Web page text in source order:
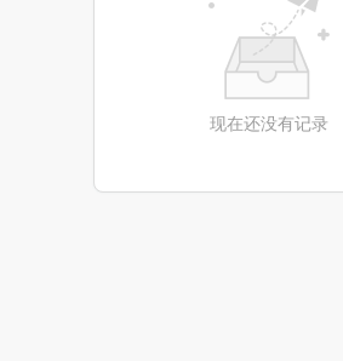
现在还没有记录